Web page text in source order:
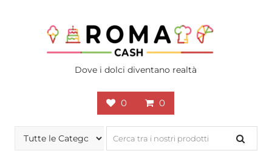
Dove i dolci diventano realtà
0 0